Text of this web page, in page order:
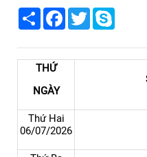
Share Facebook
Twitter
THỨ
NGÀY
Thứ Hai
06/07/2026